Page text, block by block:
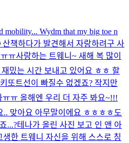
mobility... Wydm that my big toe n
책하다가 발견해서 자랑하려구 사
ㅠ사랑하는 트웨니~ 새해 복 많이
밌는 시간 보내고 있어요 ㅎㅎ 할
또트선이 빠질수 없겠죠? 작지만
ㅠ 올해엔 우리 더 자주 봐요~!!!
맞아요 아무말이에요 ㅎㅎㅎㅎ 도
...?테나가 올린 사진 보고 인 앤 아
한 트웨니 자신을 위해 스스로 칭